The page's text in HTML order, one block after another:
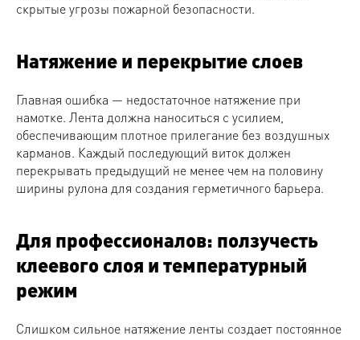
скрытые угрозы пожарной безопасности.
Натяжение и перекрытие слоев
Главная ошибка — недостаточное натяжение при
намотке. Лента должна наноситься с усилием,
обеспечивающим плотное прилегание без воздушных
карманов. Каждый последующий виток должен
перекрывать предыдущий не менее чем на половину
ширины рулона для создания герметичного барьера.
Для профессионалов: ползучесть
клеевого слоя и температурный
режим
Слишком сильное натяжение ленты создает постоянное